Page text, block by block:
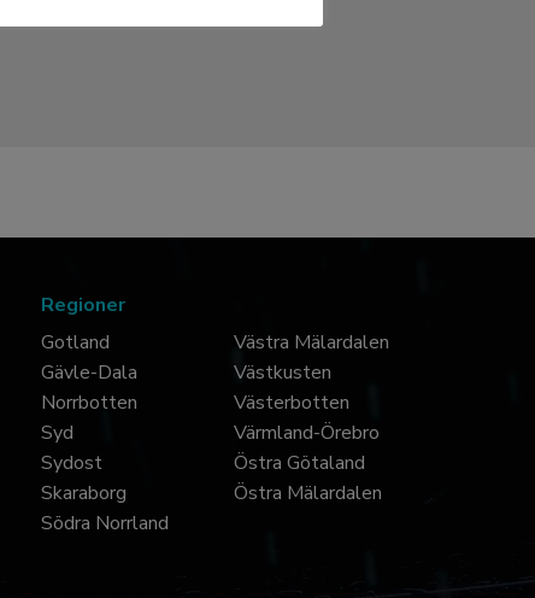
Regioner
Gotland
Gävle-Dala
Norrbotten
Syd
Sydost
Skaraborg
Södra Norrland
Västra Mälardalen
Västkusten
Västerbotten
Värmland-Örebro
Östra Götaland
Östra Mälardalen